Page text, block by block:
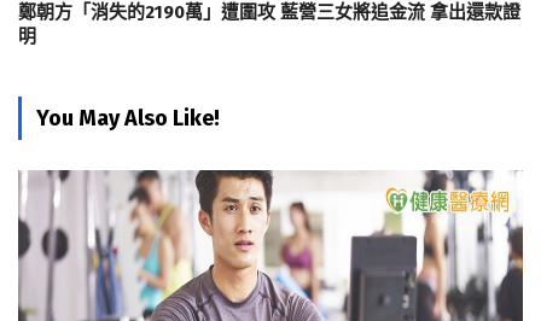
鄭朝方「消失的2190萬」遭圍攻 藍營三女將追金流 拿出還款證
明
You May Also Like!